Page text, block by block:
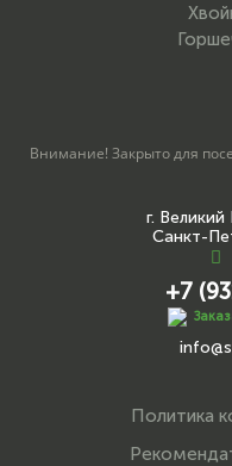
Внимание! Закрыто для
г.
Санкт-
+7
Политика